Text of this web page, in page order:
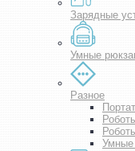
Зарядные
Умные
Разное